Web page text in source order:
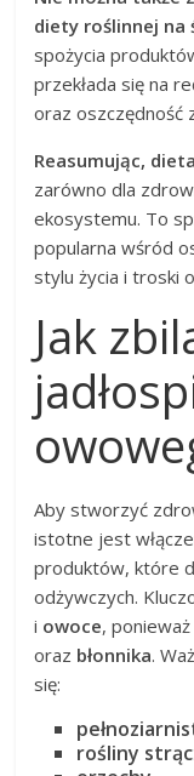
diety roślinnej na
spożycia
przekłada się na
oraz oszczędność
Reasumując,
zarówno dla
ekosystemu. To
popularna wśród
stylu życia i troski
Jak
Aby stworzyć
istotne jest
produktów, które
odżywczych.
i owoce,
oraz błonnika.
się:
rośliny